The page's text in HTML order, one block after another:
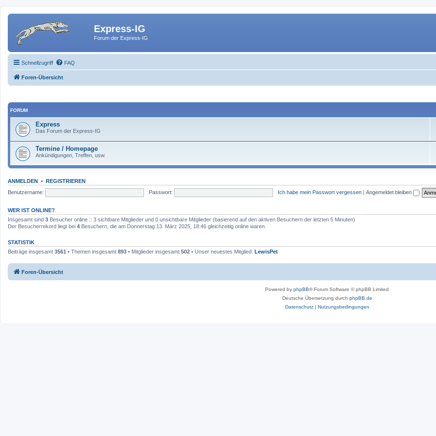
Express-IG
Forum der Express-IG
Schnellzugriff FAQ
Foren-Übersicht
FORUM
Express
Das Forum der Express-IG
Termine / Homepage
Ankündigungen, Treffen, usw.
ANMELDEN • REGISTRIEREN
Benutzername:
Passwort: Ich habe mein Passwort vergessen | Angemeldet bleiben
WER IST ONLINE?
Insgesamt sind 3 Besucher online :: 3 sichtbare Mitglieder und 0 unsichtbare Mitglieder (basierend auf den aktiven Besuchern der letzten 5 Minuten)
Der Besucherrekord liegt bei 4 Besuchern, die am Donnerstag 13. März 2025, 18:46 gleichzeitig online waren.
STATISTIK
Beiträge insgesamt 3561 • Themen insgesamt 893 • Mitglieder insgesamt 502 • Unser neuestes Mitglied: LewisPet
Foren-Übersicht
Powered by phpBB® Forum Software © phpBB Limited
Deutsche Übersetzung durch phpBB.de
Datenschutz| Nutzungsbedingungen